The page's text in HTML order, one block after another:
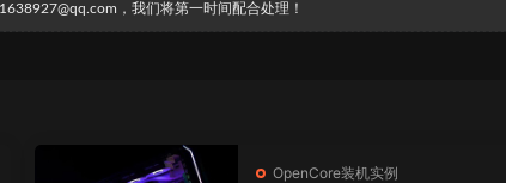
，我们将第一时间配合处理！
OpenCore装机实例